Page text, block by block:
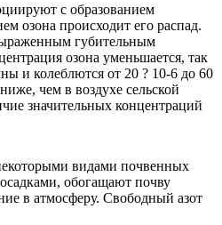
с образованием
озона происходит его распад.
губительным
озона уменьшается, так
и колеблются от 20 ? 10-6 до 60
чем в воздухе сельской
значительных концентраций
видами почвенных
обогащают почву
в атмосферу. Свободный азот